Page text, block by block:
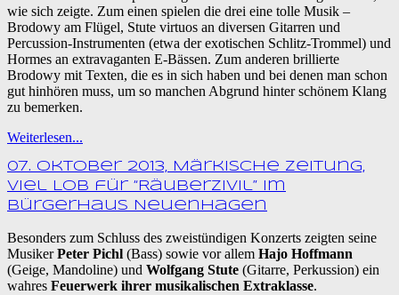
wie sich zeigte. Zum einen spielen die drei eine tolle Musik –
Brodowy am Flügel, Stute virtuos an diversen Gitarren und
Percussion-Instrumenten (etwa der exotischen Schlitz-Trommel) und
Hormes an extravaganten E-Bässen. Zum anderen brillierte
Brodowy mit Texten, die es in sich haben und bei denen man schon
gut hinhören muss, um so manchen Abgrund hinter schönem Klang
zu bemerken.
Weiterlesen...
07. Oktober 2013, Märkische Zeitung,
Viel Lob für “Räuberzivil” im
Bürgerhaus Neuenhagen
Besonders zum Schluss des zweistündigen Konzerts zeigten seine
MusikerPeter Pichl (Bass) sowie vor allem Hajo Hoffmann
(Geige, Mandoline) und Wolfgang Stute (Gitarre, Perkussion) ein
wahres Feuerwerk ihrer musikalischen Extraklasse.